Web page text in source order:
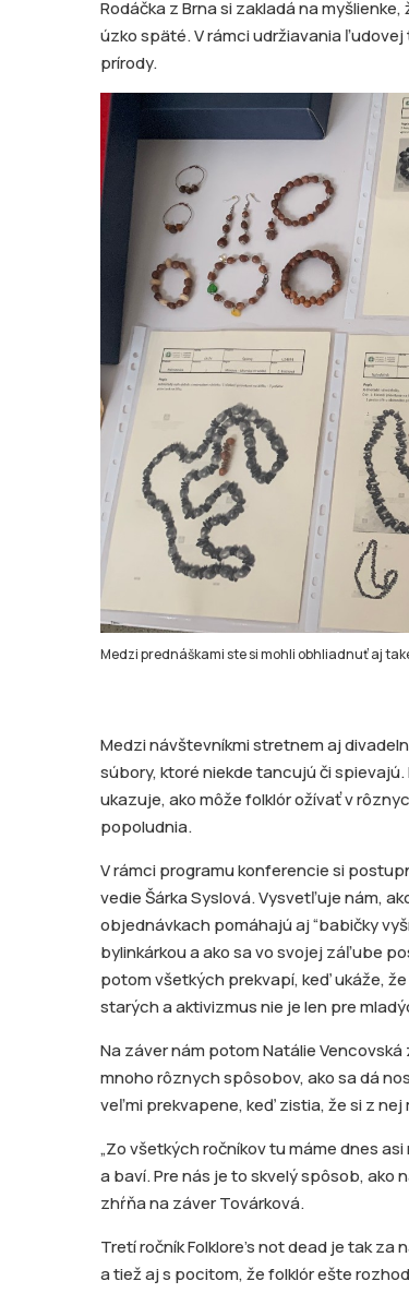
Rodáčka z Brna si zakladá na
úzko späté. V rámci udržiavania
prírody.
Medzi prednáškami ste si mohli obhliadnuť aj
Medzi návštevníkmi stretnem aj
súbory, ktoré niekde tancujú či spievajú.
ukazuje, ako môže folklór ožívať v
popoludnia.
V rámci programu konferencie si
vedie Šárka Syslová. Vysvetľuje nám,
objednávkach pomáhajú aj “babičky
bylinkárkou a ako sa vo svojej záľube
potom všetkých prekvapí, keď ukáže,
starých a aktivizmus nie je len pre
Na záver nám potom Natálie
mnoho rôznych spôsobov, ako sa dá
veľmi prekvapene, keď zistia, že si z
„Zo všetkých ročníkov tu máme dnes
a baví. Pre nás je to skvelý spôsob, ako
zhŕňa na záver Továrková.
Tretí ročník Folklore’s not dead je tak
a tiež aj s pocitom, že folklór ešte